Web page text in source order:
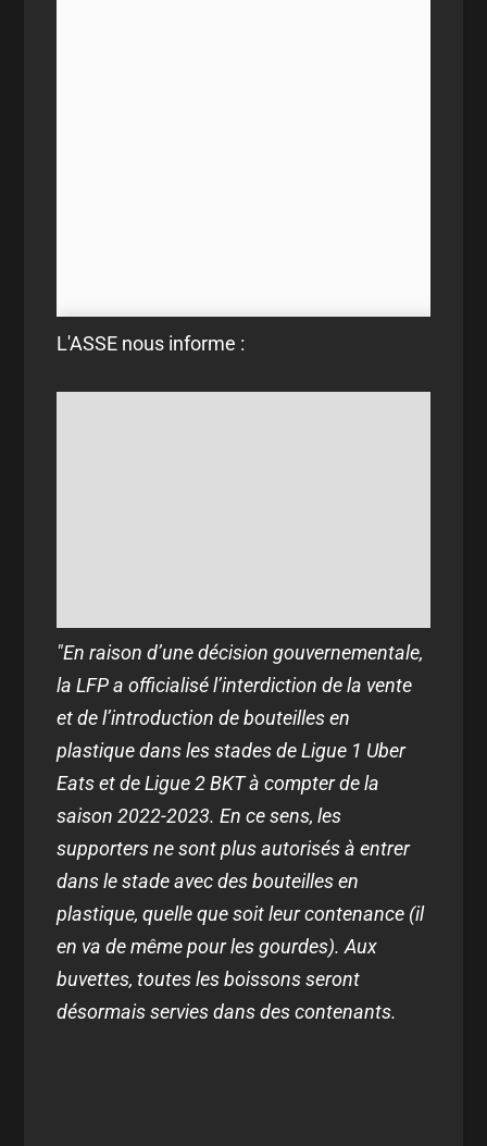
L'ASSE nous informe :
"En raison d’une décision gouvernementale,
la LFP a officialisé l’interdiction de la vente
et de l’introduction de bouteilles en
plastique dans les stades de Ligue 1 Uber
Eats et de Ligue 2 BKT à compter de la
saison 2022-2023. En ce sens, les
supporters ne sont plus autorisés à entrer
dans le stade avec des bouteilles en
plastique, quelle que soit leur contenance (il
en va de même pour les gourdes). Aux
buvettes, toutes les boissons seront
désormais servies dans des contenants.